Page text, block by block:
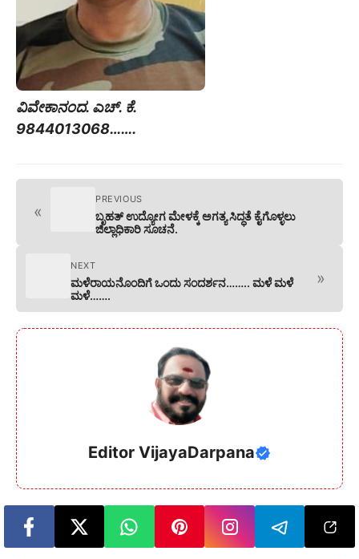
ವಿವೇಕಾನಂದ. ಎಚ್. ಕೆ.
9844013068…….
«
PREVIOUS
ಬೃಹತ್ ಉದ್ಯೋಗ ಮೇಳಕ್ಕೆ ಅಗತ್ಯ ಸಿದ್ಧತೆ ಕೈಗೊಳ್ಳಲು
ಜಿಲ್ಲಾಧಿಕಾರಿ ಸೂಚನೆ.
NEXT
ಮಳೆರಾಯನೊಂದಿಗೆ ಒಂದು ಸಂದರ್ಶನ…….. ಮಳೆ ಮಳೆ
ಮಳೆ…….
»
Editor VijayaDarpana